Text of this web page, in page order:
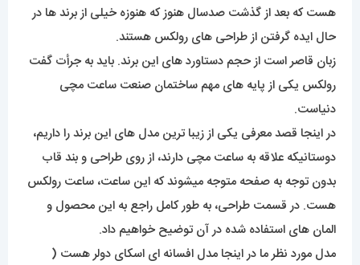
هست که بعد از گذشت صدسال هنوز که هنوزه خیلی از برند ها در
حال ایده گرفتن از طراحی های رولکس هستند.
زبان قاصر است از حجم دستاورد های این برند. باید به جرأت گفت
رولکس یکی از پایه های مهم ساختمان صنعت ساعت مچی
دنیاست.
در اینجا قصد معرفی یکی از زیبا ترین مدل های این برند را داریم،
دوستانیکه علاقه به ساعت مچی دارند، از روی طراحی و بند قاب
بدون توجه به صفحه متوجه میشوند که این ساعت، ساعت رولکس
هست. در قسمت طراحی، به طور کامل راجع به این محصول و
المان های استفاده شده در آن توضیح خواهیم داد.
مدل مورد نظر ما در اینجا مدل افسانه ای اسکای دولر هست (